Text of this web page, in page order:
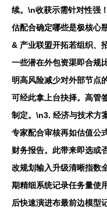
续。\n收获示需针对性强
估配合确定哪些是极核心
& 产业联盟开拓若组织、
一些潜在外包资渠即合规
明高风险减少对外部节点
可经此拿上台抉择。高管
制定。\n3. 经济与技术方
专家配合审核再如估值公
财务报告。此带来即选或
改规划输入升级清晰指数
期精细系统记录任务量使
后快速演进布最前边模型